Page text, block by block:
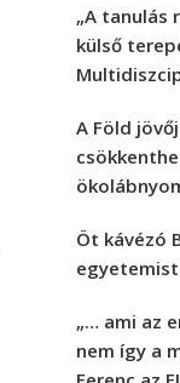
„A tanulás
külső
A Föld
Öt kávézó
„… ami az
nem így a